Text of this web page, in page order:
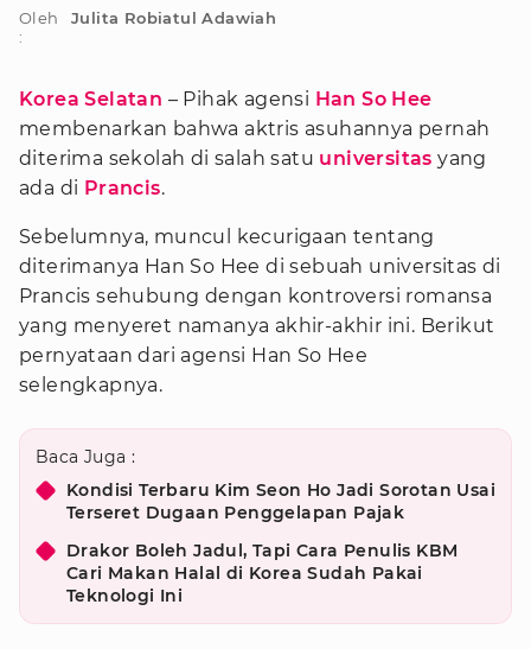
Oleh
:
Julita Robiatul Adawiah
Korea Selatan – Pihak agensi Han So Hee
membenarkan bahwa aktris asuhannya pernah
diterima sekolah di salah satu universitas yang
ada di Prancis.
Sebelumnya, muncul kecurigaan tentang
diterimanya Han So Hee di sebuah universitas di
Prancis sehubung dengan kontroversi romansa
yang menyeret namanya akhir-akhir ini. Berikut
pernyataan dari agensi Han So Hee
selengkapnya.
Baca Juga :
Kondisi Terbaru Kim Seon Ho Jadi Sorotan Usai
Terseret Dugaan Penggelapan Pajak
Drakor Boleh Jadul, Tapi Cara Penulis KBM
Cari Makan Halal di Korea Sudah Pakai
Teknologi Ini